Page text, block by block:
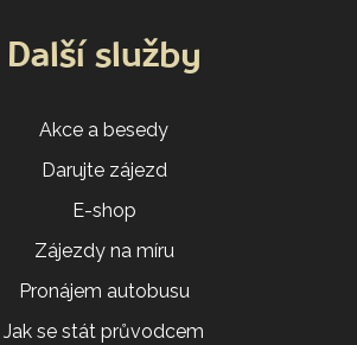
Další služby
Akce a besedy
Darujte zájezd
E-shop
Zájezdy na míru
Pronájem autobusu
Jak se stát průvodcem